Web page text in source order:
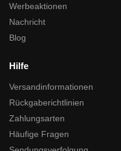
Werbeaktionen
Nachricht
Blog
Hilfe
Versandinformationen
Rückgaberichtlinien
Zahlungsarten
Häufige Fragen